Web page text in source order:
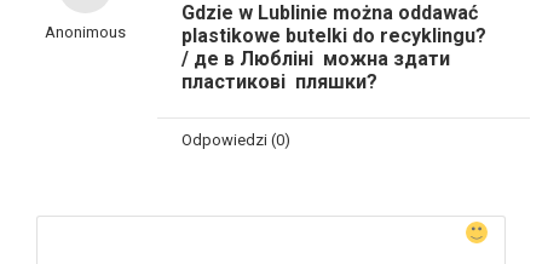
Anonimous
Gdzie w Lublinie można oddawać
plastikowe butelki do recyklingu?
/ де в Любліні можна здати
пластикові пляшки?
Odpowiedzi (0)